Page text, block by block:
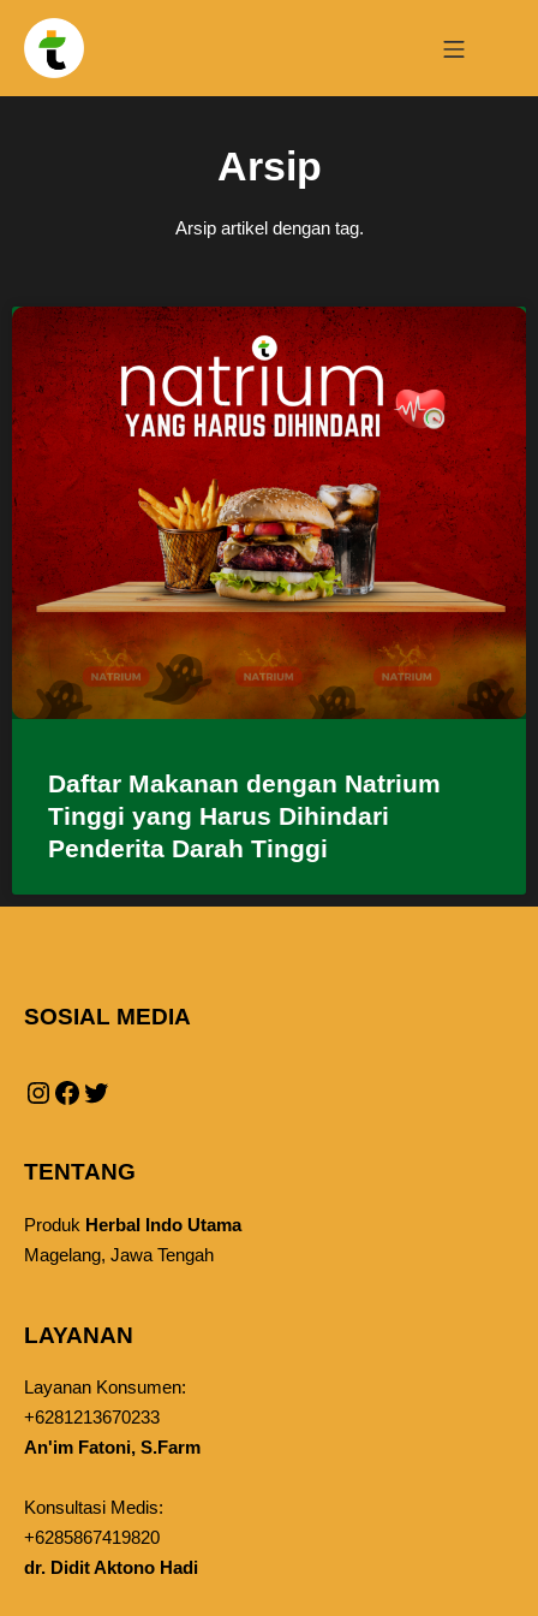
Arsip
Arsip artikel dengan tag.
Daftar Makanan dengan Natrium
Tinggi yang Harus Dihindari
Penderita Darah Tinggi
SOSIAL MEDIA
TENTANG
Produk Herbal Indo Utama
Magelang, Jawa Tengah
LAYANAN
Layanan Konsumen:
+6281213670233
An'im Fatoni, S.Farm
Konsultasi Medis:
+6285867419820
dr. Didit Aktono Hadi